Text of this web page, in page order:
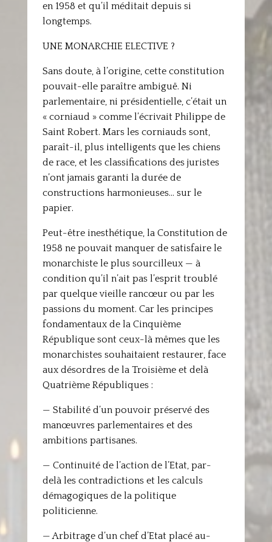
en 1958 et qu’il méditait depuis si
longtemps.
UNE MONARCHIE ELECTIVE ?
Sans doute, à l’origine, cette constitution
pouvait-elle paraître ambiguë. Ni
parlementaire, ni présidentielle, c’était un
« corniaud » comme l’écrivait Philippe de
Saint Robert. Mars les corniauds sont,
paraît-il, plus intelligents que les chiens
de race, et les classifications des juristes
n’ont jamais garanti la durée de
constructions harmonieuses… sur le
papier.
Peut-être inesthétique, la Constitution de
1958 ne pouvait manquer de satisfaire le
monarchiste le plus sourcilleux — à
condition qu’il n’ait pas l’esprit troublé
par quelque vieille rancœur ou par les
passions du moment. Car les principes
fondamentaux de la Cinquième
République sont ceux-là mêmes que les
monarchistes souhaitaient restaurer, face
aux désordres de la Troisième et delà
Quatrième Républiques :
— Stabilité d’un pouvoir préservé des
manœuvres parlementaires et des
ambitions partisanes.
— Continuité de l’action de l’Etat, par-
delà les contradictions et les calculs
démagogiques de la politique
politicienne.
— Arbitrage d’un chef d’Etat placé au-